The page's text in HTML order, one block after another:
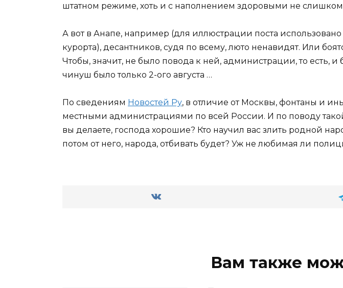
штатном режиме, хоть и с наполнением здоровыми не
А вот в Анапе, например (для иллюстрации поста
курорта), десантников, судя по всему, люто ненавидят. Или
Чтобы, значит, не было повода к ней, администрации, то есть,
чинуш было только 2-ого августа …
По сведениям Новостей Ру, в отличие от Москвы, фонтаны и
местными администрациями по всей России. И по поводу такой
вы делаете, господа хорошие? Кто научил вас злить родной
потом от него, народа, отбивать будет? Уж не любимая ли
Вам также